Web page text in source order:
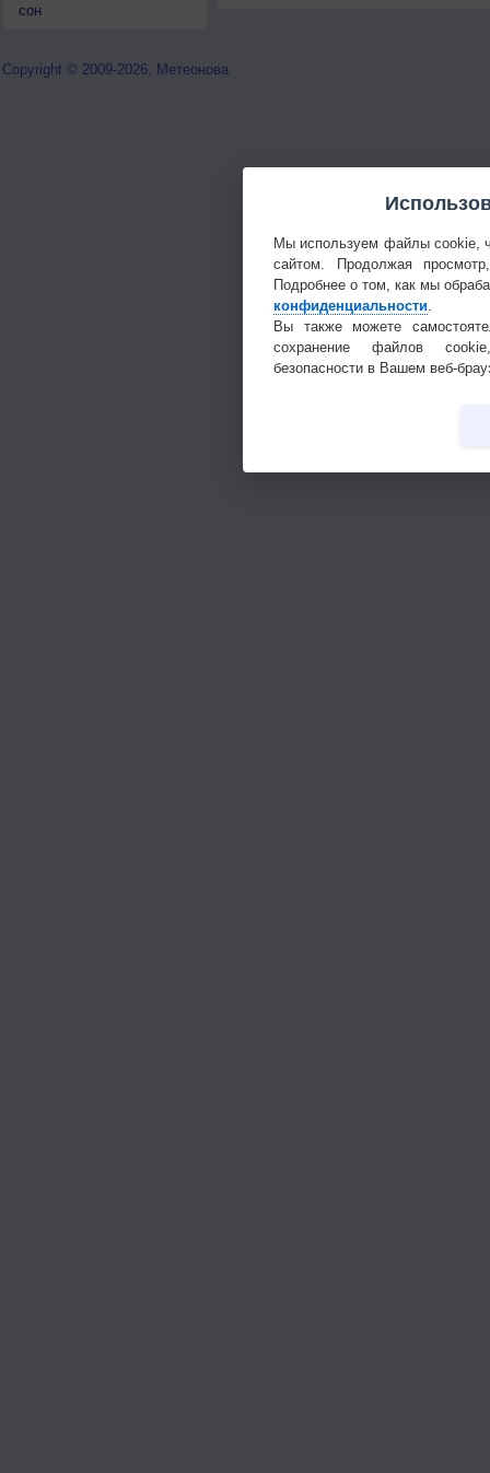
сон
Copyright © 2009-2026, Метеонова
Мы используем файлы cookie,
сайтом. Продолжая
Подробнее о том, как мы
конфиденциальности.
Вы также можете
сохранение файлов
безопасности в Вашем веб-